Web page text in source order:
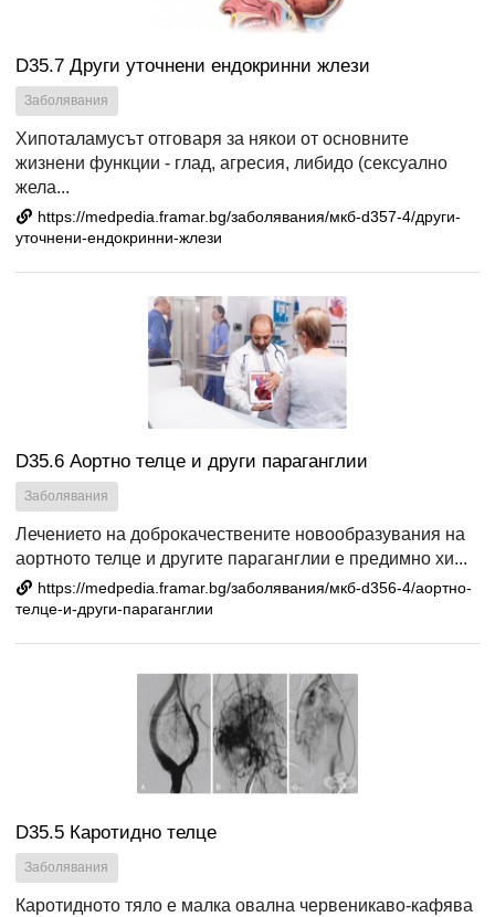
D35.7 Други уточнени ендокринни жлези
Заболявания
Хипоталамусът отговаря за някои от основните
жизнени функции - глад, агресия, либидо (сексуално
жела...
https://medpedia.framar.bg/заболявания/мкб-d357-4/други-
уточнени-ендокринни-жлези
D35.6 Аортно телце и други параганглии
Заболявания
Лечението на доброкачествените новообразувания на
аортното телце и другите параганглии е предимно хи...
https://medpedia.framar.bg/заболявания/мкб-d356-4/аортно-
телце-и-други-параганглии
D35.5 Каротидно телце
Заболявания
Каротидното тяло е малка овална червеникаво-кафява